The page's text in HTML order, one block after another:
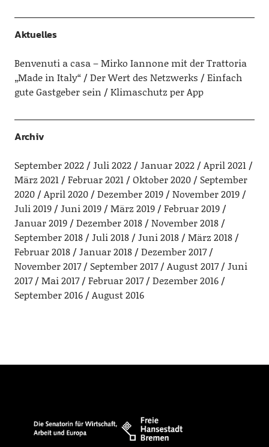
Aktuelles
Benvenuti a casa – Mirko Iannone mit der Trattoria
„Made in Italy“
Der Wert des Netzwerks
Einfach
gute Gastgeber sein
Klimaschutz per App
Archiv
September 2022 Juli 2022 Januar 2022
April 2021
März 2021
Februar 2021 Oktober 2020
September
2020
April 2020 Dezember 2019
November 2019
Juli 2019
Juni 2019 März 2019
Februar 2019
Januar 2019
Dezember 2018
November 2018
September 2018
Juli 2018 Juni 2018
März 2018
Februar 2018
Januar 2018
Dezember 2017
November 2017
September 2017 August 2017
Juni
2017
Mai 2017 Februar 2017
Dezember 2016
September 2016
August 2016